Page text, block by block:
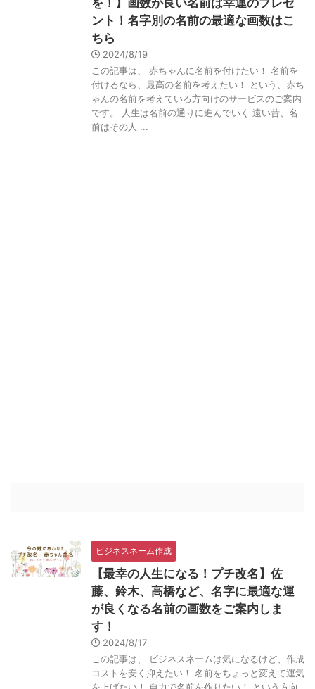
を！】画数が良い名前は幸運のプレゼ
ント！名字別の名前の最適な画数はこ
ちら
2024/8/19
この記事は、 赤ちゃんに名前を付けたい！ 名前を
付けるなら、最高の名前を考えたい！ という、赤ち
ゃんの名前を考えている方向けのサービスのご案内
です。 人生は名前の通りに進んでいく 遠い昔、名
前はその人 ...
ビジネスネーム作成
【最幸の人生になる！プチ改名】佐
藤、鈴木、高橋など、名字に最適な運
が良くなる名前の画数をご案内しま
す！
2024/8/17
この記事は、 ビジネスネームは気になるけど、作成
コストを安く抑えたい！ 名前をちょっと変えて運気